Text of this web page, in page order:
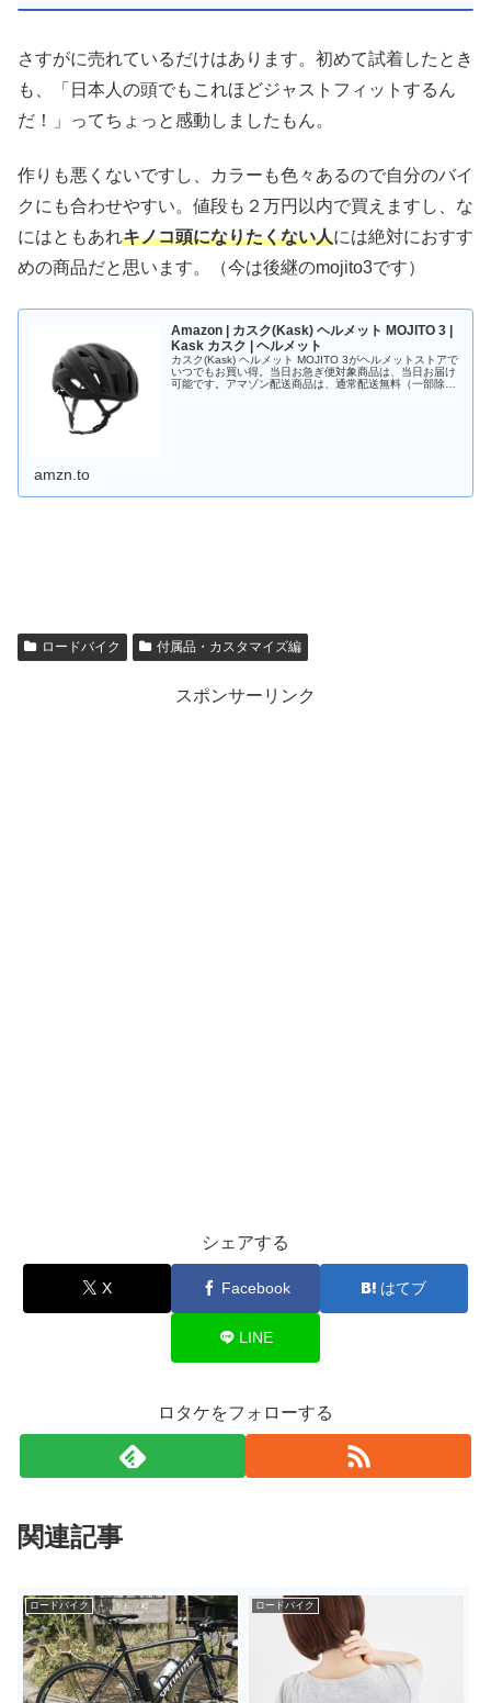
さすがに売れているだけはあります。初めて試着したとき
も、「日本人の頭でもこれほどジャストフィットするん
だ！」ってちょっと感動しましたもん。
作りも悪くないですし、カラーも色々あるので自分のバイ
クにも合わせやすい。値段も２万円以内で買えますし、な
にはともあれキノコ頭になりたくない人には絶対におすす
めの商品だと思います。（今は後継のmojito3です）
Amazon | カスク(Kask) ヘルメット MOJITO 3 |
Kask カスク | ヘルメット
カスク(Kask) ヘルメット MOJITO 3がヘルメットストアで
いつでもお買い得。当日お急ぎ便対象商品は、当日お届け
可能です。アマゾン配送商品は、通常配送無料（一部除
amzn.to
ロードバイク 付属品・カスタマイズ編
スポンサーリンク
シェアする
X Facebook はてブ
LINE
ロタケをフォローする
関連記事
ロードバイク ロードバイク